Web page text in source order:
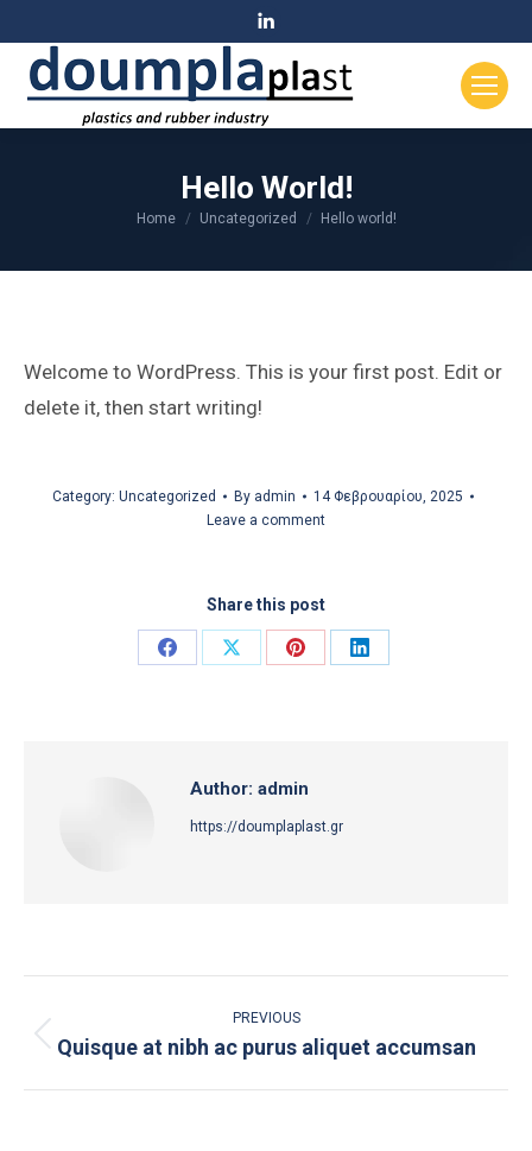
opens
window
Hello World!
You are here:
Home Uncategorized Hello world!
Welcome to WordPress. This is your first post. Edit or
delete it, then start writing!
Category: Uncategorized By admin
14 Φεβρουαρίου, 2025
Leave a comment
Share this post
Share
Share
Share
Share
Author: admin
https://doumplaplast.gr
navigation
PREVIOUS
Previous
post:
Quisque at nibh ac purus aliquet accumsan